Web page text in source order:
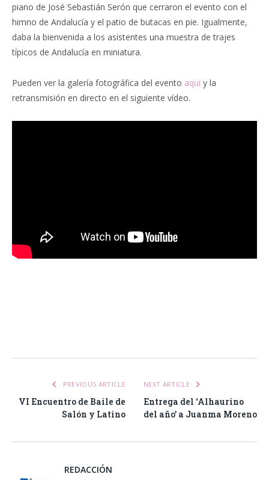
piano de José Sebastián Serón que cerraron el evento con el
himno de Andalucía y el patio de butacas en pie. Igualmente,
daba la bienvenida a los asistentes una muestra de trajes
típicos de Andalucía en miniatura.
Pueden ver la galería fotográfica del evento aquí y la
retransmisión en directo en el siguiente vídeo.
PREVIOUS ARTICLE
VI Encuentro de Baile de
Salón y Latino
NEXT ARTICLE
Entrega del ‘Alhaurino
del año’ a Juanma Moreno
REDACCIÓN